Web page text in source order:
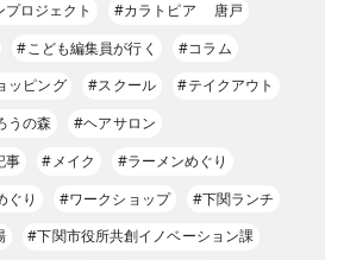
ロジェクト
#カラトピア 唐戸
#こども編集員が行く
#コラム
ッピング #スクール
#テイクアウト
うの森
#ヘアサロン
事
#メイク
#ラーメンめぐり
ぐり #ワークショップ
#下関ランチ
#下関市役所共創イノベーション課